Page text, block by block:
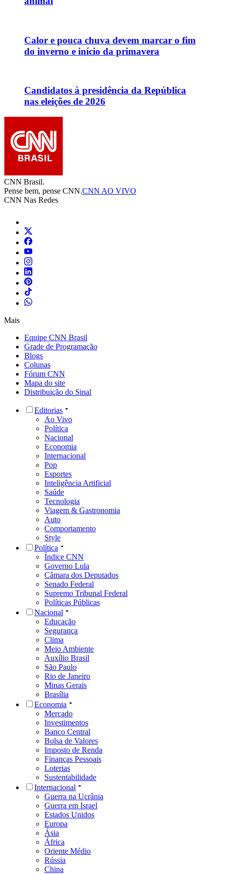
Calor e pouca chuva devem marcar o fim
do inverno e início da primavera
Candidatos à presidência da República
nas eleições de 2026
CNN Brasil.
Pense bem, pense CNN.CNN AO VIVO
CNN Nas Redes
Mais
Equipe CNN Brasil
Grade de Programação
Blogs
Colunas
Fórum CNN
Mapa do site
Distribuição do Sinal
Editorias
Ao Vivo
Política
Nacional
Economia
Internacional
Pop
Esportes
Inteligência Artificial
Saúde
Tecnologia
Viagem & Gastronomia
Auto
Comportamento
Style
Política
Índice CNN
Governo Lula
Câmara dos Deputados
Senado Federal
Supremo Tribunal Federal
Políticas Públicas
Nacional
Educação
Segurança
Clima
Meio Ambiente
Auxílio Brasil
São Paulo
Rio de Janeiro
Minas Gerais
Brasília
Economia
Mercado
Investimentos
Banco Central
Bolsa de Valores
Imposto de Renda
Finanças Pessoais
Loterias
Sustentabilidade
Internacional
Guerra na Ucrânia
Guerra em Israel
Estados Unidos
Europa
Ásia
África
Oriente Médio
Rússia
China